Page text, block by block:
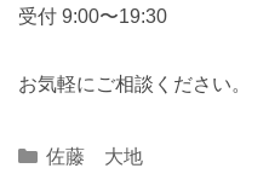
受付 9:00〜19:30
お気軽にご相談ください。
Categories
佐藤 大地